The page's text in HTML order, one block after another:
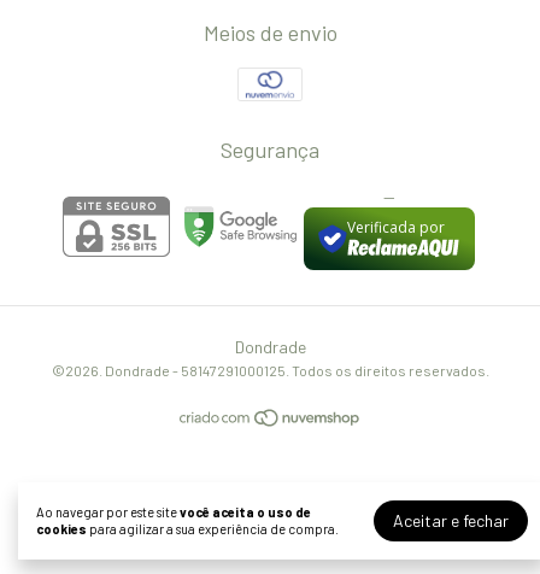
Ao navegar por este sitevocê aceita o uso de
cookies para agilizar a sua experiência de compra. Aceitar e fechar
Meios de envio
Segurança
--
Verificada por
Dondrade
©2026. Dondrade - 58147291000125. Todos os direitos reservados.